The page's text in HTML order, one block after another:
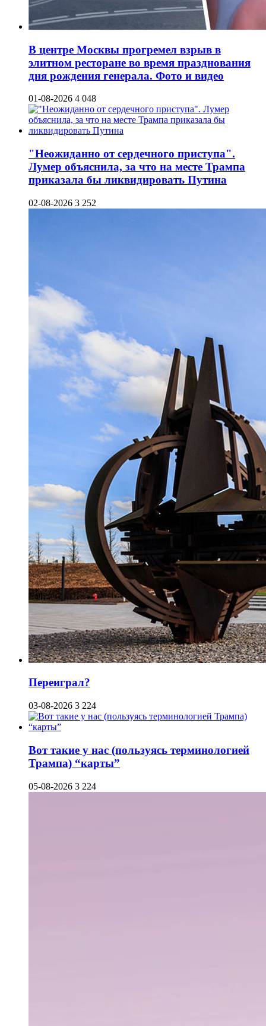
В центре Москвы прогремел взрыв в
элитном ресторане во время празднования
дня рождения генерала. Фото и видео
01-08-2026 4 048
"Неожиданно от сердечного приступа".
Лумер объяснила, за что на месте Трампа
приказала бы ликвидировать Путина
02-08-2026 3 252
Переиграл?
03-08-2026 3 224
Вот такие у нас (пользуясь терминологией
Трампа) “карты”
05-08-2026 3 224